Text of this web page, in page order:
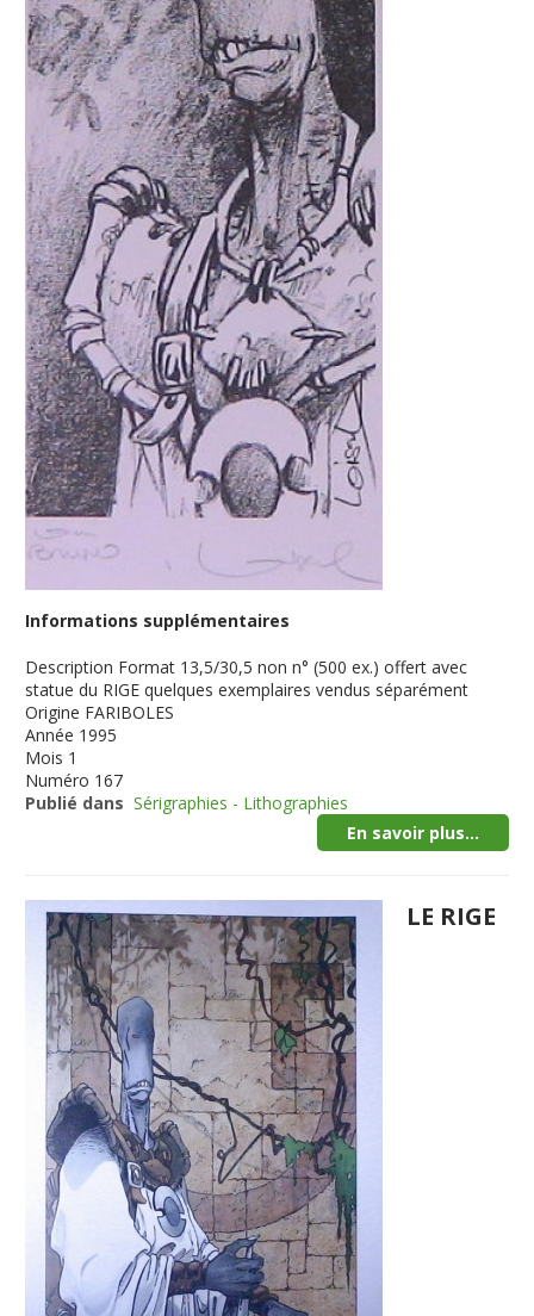
Informations supplémentaires
Description Format 13,5/30,5 non n° (500 ex.) offert avec
statue du RIGE quelques exemplaires vendus séparément
Origine FARIBOLES
Année 1995
Mois 1
Numéro 167
Publié dans Sérigraphies - Lithographies
En savoir plus...
LE RIGE